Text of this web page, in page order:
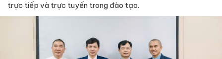
trực tiếp và trực tuyến trong đào tạo.